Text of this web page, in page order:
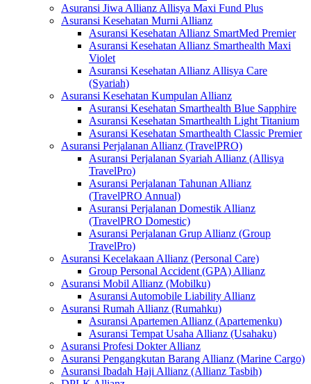
Asuransi Jiwa Allianz Allisya Maxi Fund Plus
Asuransi Kesehatan Murni Allianz
Asuransi Kesehatan Allianz SmartMed Premier
Asuransi Kesehatan Allianz Smarthealth Maxi
Violet
Asuransi Kesehatan Allianz Allisya Care
(Syariah)
Asuransi Kesehatan Kumpulan Allianz
Asuransi Kesehatan Smarthealth Blue Sapphire
Asuransi Kesehatan Smarthealth Light Titanium
Asuransi Kesehatan Smarthealth Classic Premier
Asuransi Perjalanan Allianz (TravelPRO)
Asuransi Perjalanan Syariah Allianz (Allisya
TravelPro)
Asuransi Perjalanan Tahunan Allianz
(TravelPRO Annual)
Asuransi Perjalanan Domestik Allianz
(TravelPRO Domestic)
Asuransi Perjalanan Grup Allianz (Group
TravelPro)
Asuransi Kecelakaan Allianz (Personal Care)
Group Personal Accident (GPA) Allianz
Asuransi Mobil Allianz (Mobilku)
Asuransi Automobile Liability Allianz
Asuransi Rumah Allianz (Rumahku)
Asuransi Apartemen Allianz (Apartemenku)
Asuransi Tempat Usaha Allianz (Usahaku)
Asuransi Profesi Dokter Allianz
Asuransi Pengangkutan Barang Allianz (Marine Cargo)
Asuransi Ibadah Haji Allianz (Allianz Tasbih)